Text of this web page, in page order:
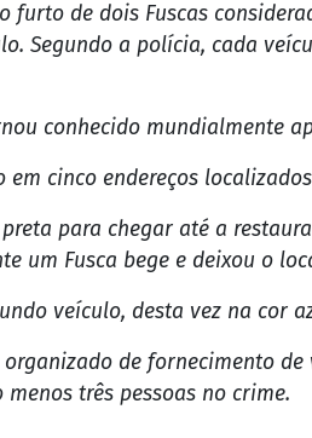
de dois Fuscas
Segundo a polícia, cada
conhecido mundialmente
cinco endereços
para chegar até a
um Fusca bege e deixou o
veículo, desta vez na cor
de fornecimento
três pessoas no crime.